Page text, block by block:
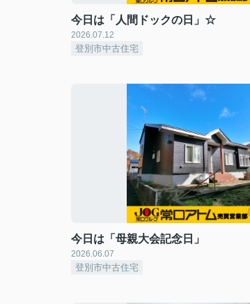
今日は「人間ドックの日」☆
2026.07.12
登別市中古住宅
今日は「母親大会記念日」
2026.06.07
登別市中古住宅